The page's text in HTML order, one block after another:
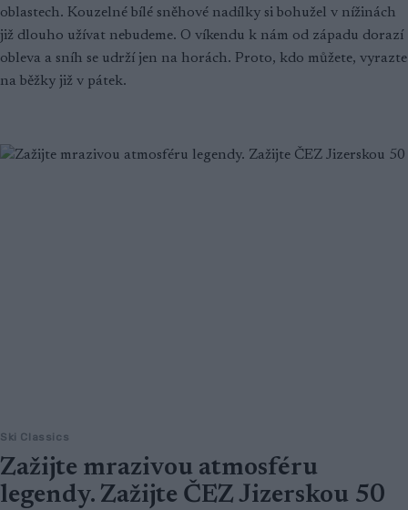
oblastech. Kouzelné bílé sněhové nadílky si bohužel v nížinách
již dlouho užívat nebudeme. O víkendu k nám od západu dorazí
obleva a sníh se udrží jen na horách. Proto, kdo můžete, vyrazte
na běžky již v pátek.
Ski Classics
Zažijte mrazivou atmosféru
legendy. Zažijte ČEZ Jizerskou 50